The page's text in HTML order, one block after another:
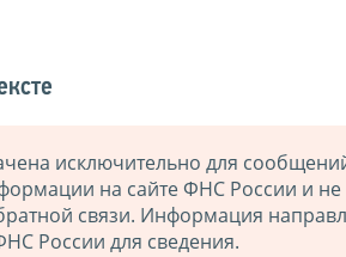
исключительно для
на сайте ФНС России и не
связи. Информация
России для сведения.